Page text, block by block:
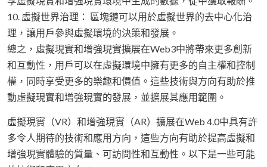
10. 虛擬世界治理： 區塊鏈可以用於虛擬世界的去中心化治
理，讓用戶參與虛擬環境的決策和發展。
總之，虛擬現實和增強現實擴展在Web3中將帶來更多創新
和互動性，用戶可以在虛擬環境中擁有更多的自主權和控制
權，同時享受更多的樂趣和價值。這些技術與方向有助於推
動虛擬現實和增強現實的發展，並擴展其應用範圍。
虛擬現實（VR）和增強現實（AR）擴展在Web 4.0中具有許
多令人期待的技術和應用方向，這些方向有助於提高虛擬和
增強現實體驗的質量、可訪問性和互動性。以下是一些可能